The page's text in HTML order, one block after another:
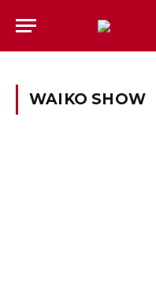
WAIKO SHOW